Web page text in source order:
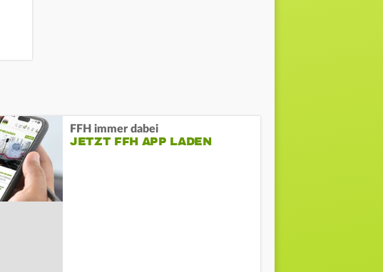
FFH immer dabei
JETZT FFH APP LADEN